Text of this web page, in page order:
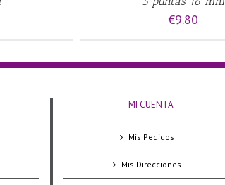
€9.80
MI CUENTA
Mis Pedidos
Mis Direcciones